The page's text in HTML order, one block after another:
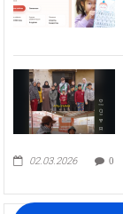
02.03.2026 0